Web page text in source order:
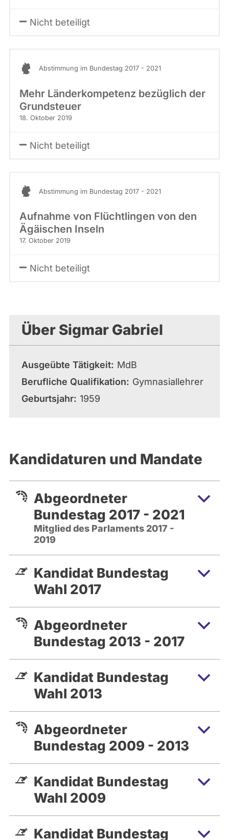
Nicht beteiligt
Abstimmung im Bundestag 2017 - 2021
Mehr Länderkompetenz bezüglich der
Grundsteuer
18. Oktober 2019
Nicht beteiligt
Abstimmung im Bundestag 2017 - 2021
Aufnahme von Flüchtlingen von den
Ägäischen Inseln
17. Oktober 2019
Nicht beteiligt
Über Sigmar Gabriel
Ausgeübte Tätigkeit
MdB
Berufliche Qualifikation
Gymnasiallehrer
Geburtsjahr 1959
Kandidaturen und Mandate
Abgeordneter
Bundestag 2017 - 2021
Mitglied des Parlaments 2017 -
2019
Kandidat Bundestag
Wahl 2017
Abgeordneter
Bundestag 2013 - 2017
Kandidat Bundestag
Wahl 2013
Abgeordneter
Bundestag 2009 - 2013
Kandidat Bundestag
Wahl 2009
Kandidat Bundestag